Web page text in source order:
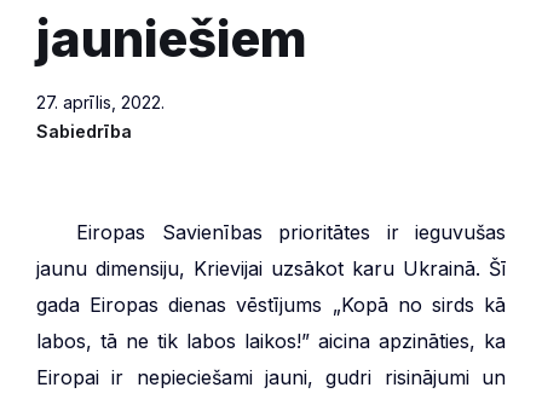
jauniešiem
27. aprīlis, 2022.
Sabiedrība
Eiropas Savienības prioritātes ir ieguvušas
jaunu dimensiju, Krievijai uzsākot karu Ukrainā. Šī
gada Eiropas dienas vēstījums „Kopā no sirds kā
labos, tā ne tik labos laikos!” aicina apzināties, ka
Eiropai ir nepieciešami jauni, gudri risinājumi un